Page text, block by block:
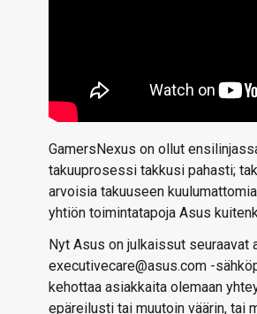
GamersNexus on ollut
takuuprosessi takkusi pahasti;
arvoisia takuuseen
yhtiön toimintatapoja Asus
Nyt Asus on julkaissut
executivecare@asus.com -
kehottaa asiakkaita olemaan
epäreilusti tai muutoin väärin, tai